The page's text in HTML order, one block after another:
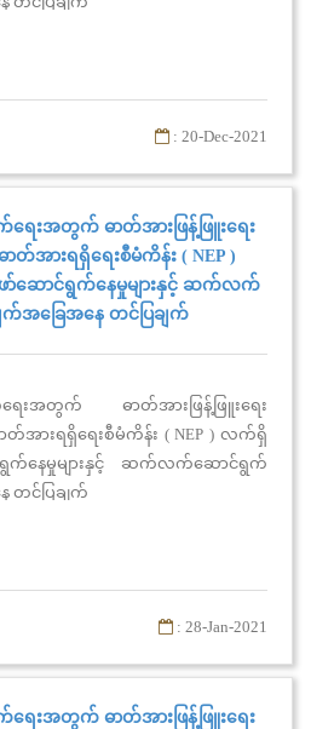
: 20-Dec-2021
ေးအတွက် ဓာတ်အားဖြန့်ဖြူးရေး
တ်အားရရှိရေးစီမံကိန်း ( NEP )
ောင်ရွက်နေမှုများနှင့် ဆက်လက်
အခြေအနေ တင်ပြချက်
ေးအတွက် ဓာတ်အားဖြန့်ဖြူးရေး
တ်အားရရှိရေးစီမံကိန်း ( NEP ) လက်ရှိ
က်နေမှုများနှင့် ဆက်လက်ဆောင်ရွက်
တင်ပြချက်
: 28-Jan-2021
ေးအတွက် ဓာတ်အားဖြန့်ဖြူးရေး